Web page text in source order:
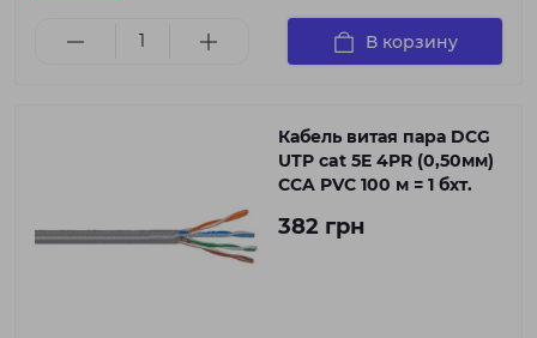
В корзину
Кабель витая пара DCG
UTP cat 5E 4PR (0,50мм)
CCA PVC 100 м = 1 бхт.
382 грн